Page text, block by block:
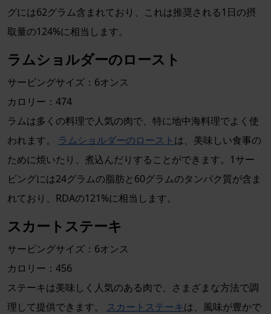
グには62グラム含まれており、これは推奨される1日の摂
取量の124%に相当します。
ラムショルダーのロースト
サービングサイズ：6オンス
カロリー：474
ラムは多くの料理で人気の肉で、特に地中海料理でよく使
われます。 ラムショルダーのロースト は、美味しい食事の
ために焼いたり、煮込んだりすることができます。1サー
ビングには24グラムの脂肪と60グラムのタンパク質が含ま
れており、RDAの121%に相当します。
スカートステーキ
サービングサイズ：6オンス
カロリー：456
ステーキは美味しく人気のある肉で、さまざまな方法で調
理して提供できます。 スカートステーキは、風味が豊かで